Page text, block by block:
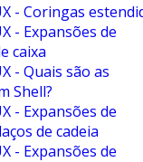
- Coringas
- Expansões de
caixa
- Quais são as
Shell?
- Expansões de
de cadeia
- Expansões de